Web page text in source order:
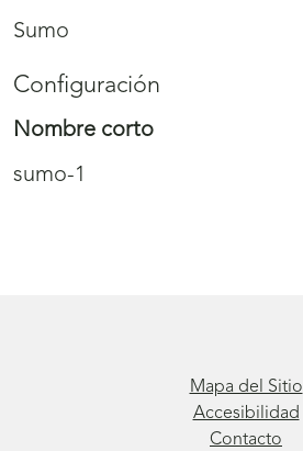
Sumo
Configuración
Nombre corto
sumo-1
Mapa del Sitio
Accesibilidad
Contacto